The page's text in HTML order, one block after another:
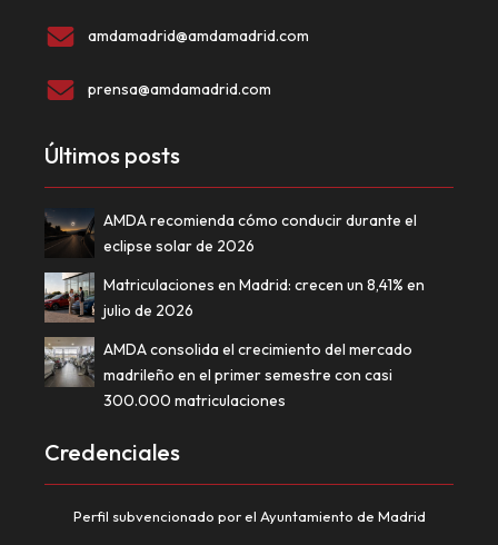
amdamadrid@amdamadrid.com
prensa@amdamadrid.com
Últimos posts
AMDA recomienda cómo conducir durante el
eclipse solar de 2026
Matriculaciones en Madrid: crecen un 8,41% en
julio de 2026
AMDA consolida el crecimiento del mercado
madrileño en el primer semestre con casi
300.000 matriculaciones
Credenciales
Perfil subvencionado por el Ayuntamiento de Madrid